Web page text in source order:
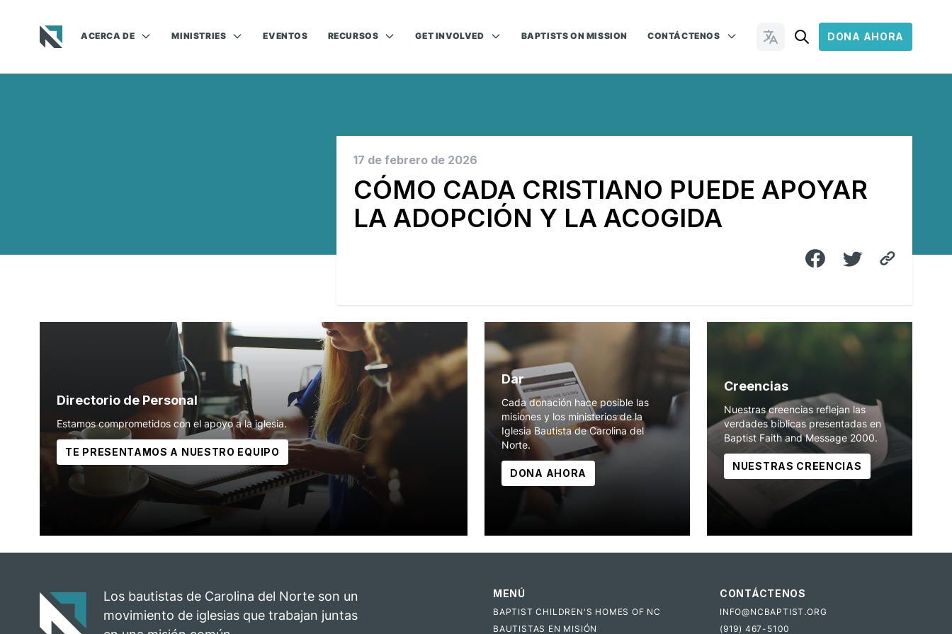
ACERCA DE MINISTRIES EVENTOS RECURSOS GET INVOLVED BAPTISTS ON MISSION CONTÁCTENOS Cambiar idiomaDONA AHORA
17 de febrero de 2026
CÓMO CADA CRISTIANO PUEDE APOYAR
LA ADOPCIÓN Y LA ACOGIDA
Directorio de Personal
Estamos comprometidos con el apoyo a la iglesia.
TE PRESENTAMOS A NUESTRO EQUIPO
Dar
Cada donación hace posible las
misiones y los ministerios de la
Iglesia Bautista de Carolina del
Norte.
DONA AHORA
Creencias
Nuestras creencias reflejan las
verdades bíblicas presentadas en
Baptist Faith and Message 2000.
NUESTRAS CREENCIAS
Los bautistas de Carolina del Norte son un
movimiento de iglesias que trabajan juntas
MENÚ
BAPTIST CHILDREN'S HOMES OF NC
BAUTISTAS EN MISIÓN
CONTÁCTENOS
INFO@NCBAPTIST.ORG
(919) 467-5100